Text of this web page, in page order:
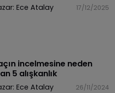
Ece Atalay 17/12/2025
incelmesine neden
5 alışkanlık
Ece Atalay 26/11/2024